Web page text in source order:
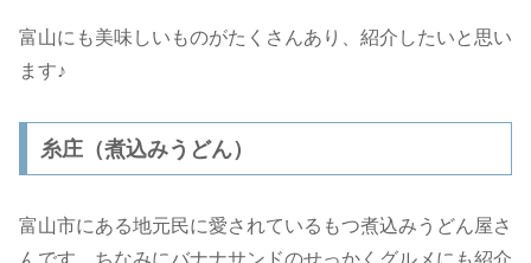
富山にも美味しいものがたくさんあり、紹介したいと思い
ます♪
糸庄（煮込みうどん）
富山市にある地元民に愛されているもつ煮込みうどん屋さ